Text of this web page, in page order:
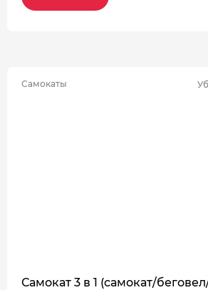
Самокаты
Самокат 3 в 1 (самокат/